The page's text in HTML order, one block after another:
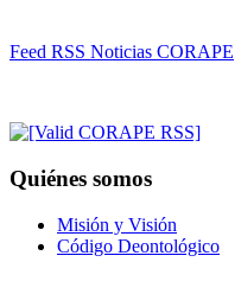
Feed RSS Noticias CORAPE
Quiénes somos
Misión y Visión
Código Deontológico